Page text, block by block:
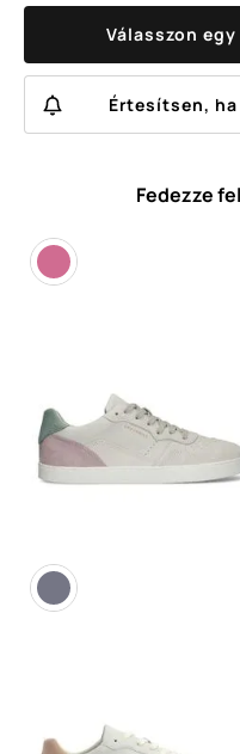
Válasszon
Értesítsen,
Fedezze